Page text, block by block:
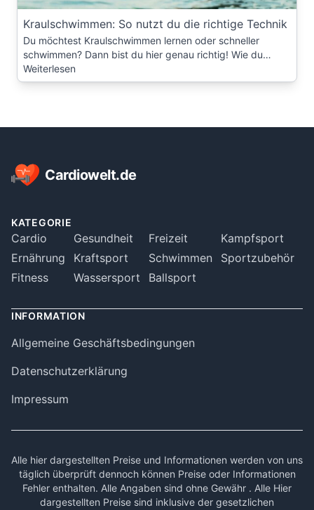
Kraulschwimmen: So nutzt du die richtige Technik
Du möchtest Kraulschwimmen lernen oder schneller
schwimmen? Dann bist du hier genau richtig! Wie du…
Weiterlesen
Cardiowelt.de
KATEGORIE
Cardio
Ernährung
Fitness
Gesundheit
Kraftsport
Wassersport
Freizeit
Schwimmen
Ballsport
Kampfsport
Sportzubehör
INFORMATION
Allgemeine Geschäftsbedingungen
Datenschutzerklärung
Impressum
Alle hier dargestellten Preise und Informationen werden von uns
täglich überprüft dennoch können Preise oder Informationen
Fehler enthalten. Alle Angaben sind ohne Gewähr . Alle Hier
dargestellten Preise sind inklusive der gesetzlichen